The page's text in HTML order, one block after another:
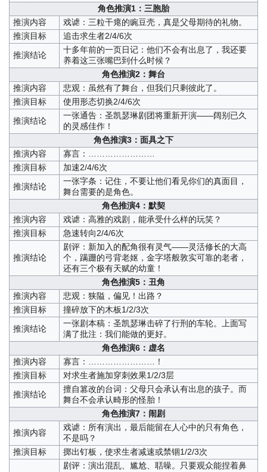
角色推演1：三胞胎
推演内容
戏谑：三粒干瘪的豌豆壳，真是父母期待的礼物。
推演目标
追击求生者2/4/6次
推演结论
十多年前的一页日记：他们不会有出息了，我还要
养着这三张嘴巴到什么时候？
角色推演2：舞台
推演内容
悲观：虽然有了舞台，但我们只剩彼此了。
推演目标
使用形态切换2/4/6次
推演结论
一张通告：圣凯瑟琳剧团将重新开演——阔别已久
的灵感佳作！
角色推演3：面具之下
推演内容
寡言：……………………
推演目标
加速2/4/6次
推演结论
一张字条：记住，不要让他们看见你们的真面目，
舞台需要的是角色。
角色推演4：默契
推演内容
戏谑：高雅的戏剧，能承受什么样的玩笑？
推演目标
急速转向2/4/6次
推演结论
剧评：新加入的配角很有灵气——灵活修长的大高
个，蹒跚的弓背老妪，金字塔般敦实可靠的老者，
还有三个极有天赋的幼童！
角色推演5：丑角
推演内容
悲观：狭隘，偏见！出路？
推演目标
撞碎放下的木板1/2/3次
推演结论
一张剧本稿：圣凯瑟琳击碎了行刑的车轮。上面写
满了批注：我们能做的更好。
角色推演6：虚名
推演内容
寡言：……………………！
推演目标
对求生者施加穿刺效果1/2/3层
推演结论
擅自篡改的台词：父母只会承认有出息的孩子。而
舞台不会承认畸形的怪胎！
角色推演7：闹剧
推演内容
戏谑：所有演出，最后能留在人心中的只有角色，
不是吗？
推演目标
掷出钉板，使求生者减速或禁锢1/2/3次
剧评：演出混乱、尴尬、聒噪。只要观众能捏着鼻